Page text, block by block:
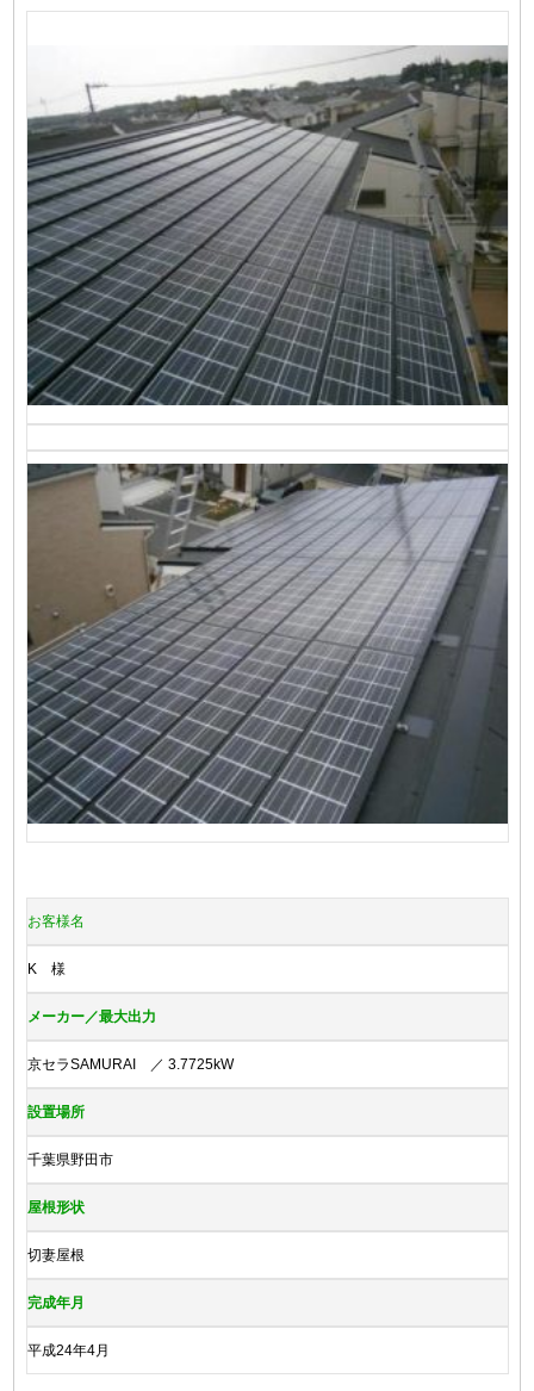
お客様名
K 様
メーカー／最大出力
京セラSAMURAI ／ 3.7725kW
設置場所
千葉県野田市
屋根形状
切妻屋根
完成年月
平成24年4月